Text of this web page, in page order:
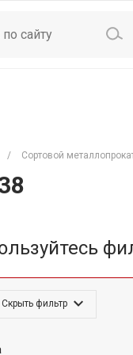
/ Сортовой
Скрыть фильтр